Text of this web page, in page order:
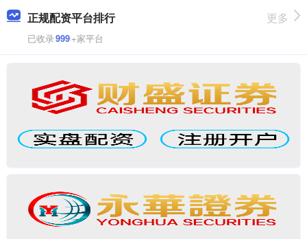
正规配资平台排行
已收录999+家平台
更多